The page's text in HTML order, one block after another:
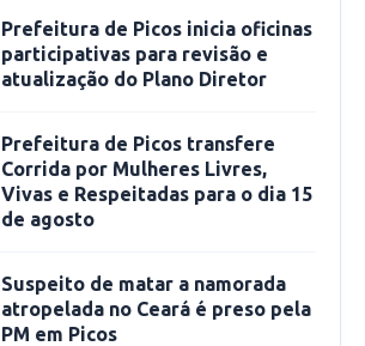
Prefeitura de Picos inicia oficinas
participativas para revisão e
atualização do Plano Diretor
Prefeitura de Picos transfere
Corrida por Mulheres Livres,
Vivas e Respeitadas para o dia 15
de agosto
Suspeito de matar a namorada
atropelada no Ceará é preso pela
PM em Picos